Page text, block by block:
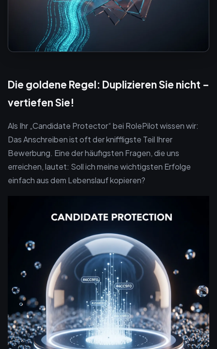
Die goldene Regel: Duplizieren Sie nicht –
vertiefen Sie!
Als Ihr „Candidate Protector“ bei RolePilot wissen wir:
Das Anschreiben ist oft der kniffligste Teil Ihrer
Bewerbung. Eine der häufigsten Fragen, die uns
erreichen, lautet: Soll ich meine wichtigsten Erfolge
einfach aus dem Lebenslauf kopieren?